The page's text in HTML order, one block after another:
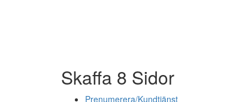
Skaffa 8 Sidor
Prenumerera/Kundtjänst